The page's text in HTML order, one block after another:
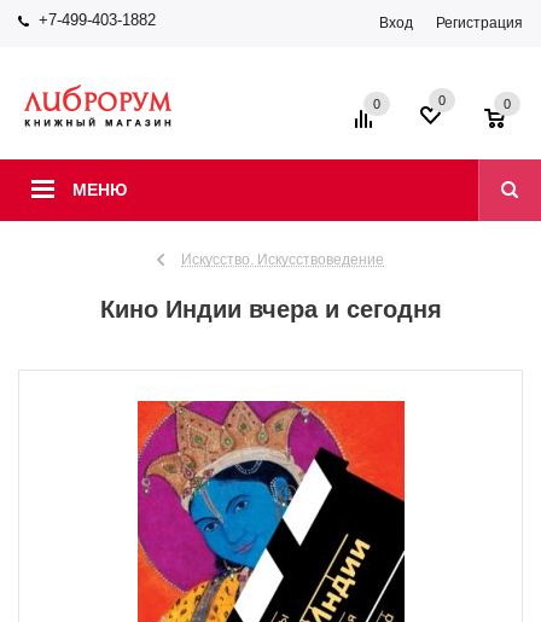
+7-499-403-1882 Вход Регистрация
МЕНЮ
0 0 0
Искусство. Искусствоведение
Кино Индии вчера и сегодня